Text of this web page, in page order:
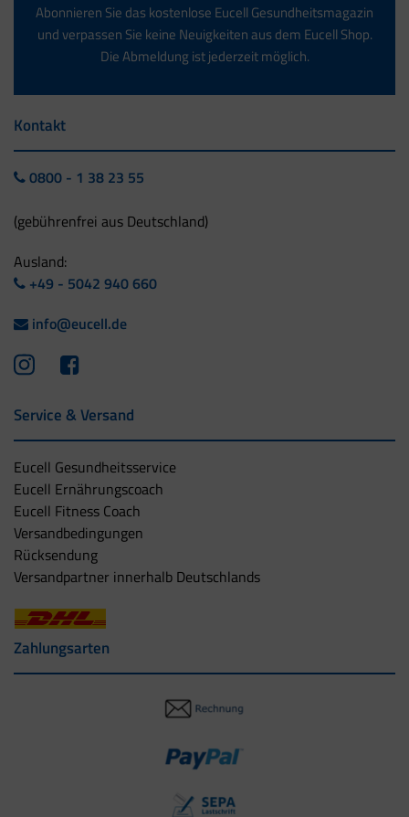
Abonnieren Sie das kostenlose Eucell Gesundheitsmagazin
und verpassen Sie keine Neuigkeiten aus dem Eucell Shop.
Die Abmeldung ist jederzeit möglich.
Kontakt
0800 - 1 38 23 55
(gebührenfrei aus Deutschland)
Ausland:
+49 - 5042 940 660
info@eucell.de
Service & Versand
Eucell Gesundheitsservice
Eucell Ernährungscoach
Eucell Fitness Coach
Versandbedingungen
Rücksendung
Versandpartner innerhalb Deutschlands
Zahlungsarten